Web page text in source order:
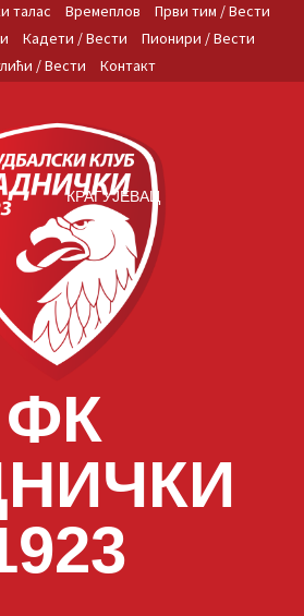
талас Времеплов
Први тим / Вести
Кадети / Вести
Пионири / Вести
/ Вести
Контакт
ФК
КРАГУЈЕВАЦ